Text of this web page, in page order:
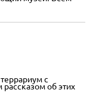
с
об этих